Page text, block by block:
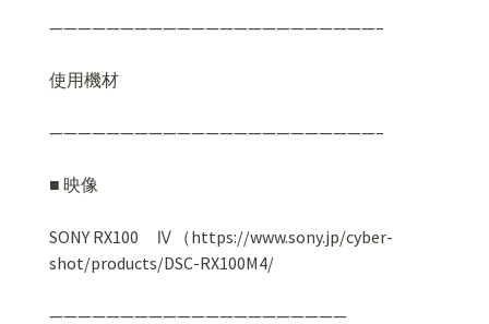
———————————————————————–
使用機材
———————————————————————–
■ 映像
SONY RX100 Ⅳ （https://www.sony.jp/cyber-
shot/products/DSC-RX100M4/
—————————————————————